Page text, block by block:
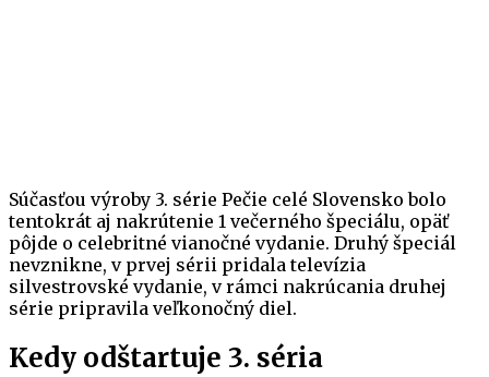
Súčasťou výroby 3. série Pečie celé Slovensko bolo
tentokrát aj nakrútenie 1 večerného špeciálu, opäť
pôjde o celebritné vianočné vydanie. Druhý špeciál
nevznikne, v prvej sérii pridala televízia
silvestrovské vydanie, v rámci nakrúcania druhej
série pripravila veľkonočný diel.
Kedy odštartuje 3. séria